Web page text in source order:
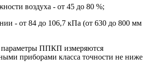
воздуха - от 45 до 80 %;
- от 84 до 106,7 кПа (от 630 до 800 мм
параметры ППКП измеряются
приборами класса точности не ниже